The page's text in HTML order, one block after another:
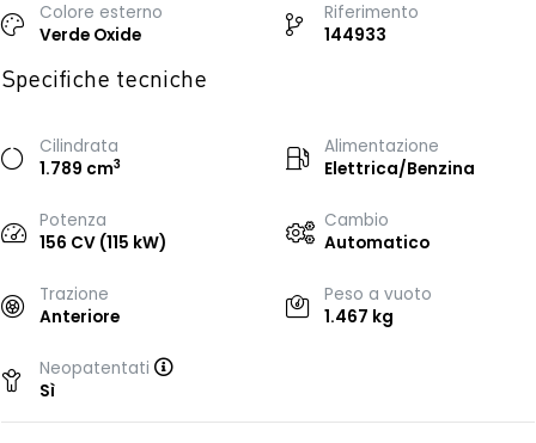
Colore esterno
Verde Oxide
Riferimento
144933
Specifiche tecniche
Cilindrata
1.789 cm3
Alimentazione
Elettrica/Benzina
Potenza
156 CV (115 kW)
Cambio
Automatico
Trazione
Anteriore
Peso a vuoto
1.467 kg
Neopatentati
Sì